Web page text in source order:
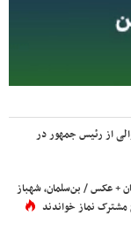
از رئیس جمهور در
+ عکس / بن‌سلمان، شهباز
نماز خواندند